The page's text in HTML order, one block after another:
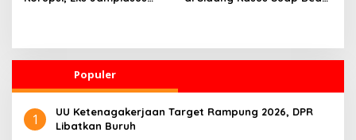
Populer
1
UU Ketenagakerjaan Target Rampung 2026, DPR
Libatkan Buruh